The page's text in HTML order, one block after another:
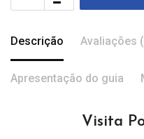
Descrição Avaliações
Apresentação do guia
Visita